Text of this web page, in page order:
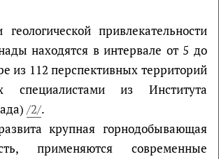
привлекательности
находятся в интервале от 5 до
из 112 перспективных территорий
специалистами из Института
/2/.
крупная горнодобывающая
применяются современные